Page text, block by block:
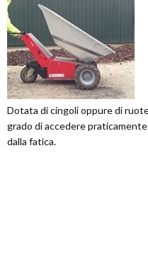
Dotata di cingoli oppure di
grado di accedere
dalla fatica.